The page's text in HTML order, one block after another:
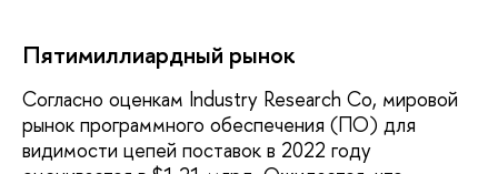
Пятимиллиардный рынок
Согласно оценкам Industry Research Co, мировой
рынок программного обеспечения (ПО) для
видимости цепей поставок в 2022 году